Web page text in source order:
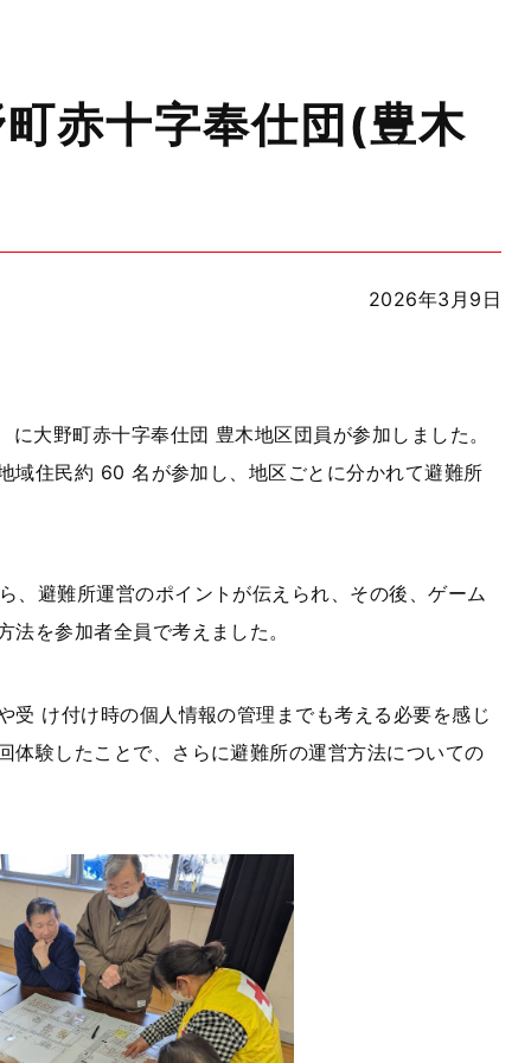
赤十字奉仕団(豊木
2026年3月9日
に大野町赤十字奉仕団 豊木地区団員が参加しました。
域住民約 60名が参加し、地区ごとに分かれて避難所
、避難所運営のポイントが伝えられ、その後、ゲーム
を参加者全員で考えました。
け付け時の個人情報の管理までも考える必要を感じ
験したことで、さらに避難所の運営方法についての